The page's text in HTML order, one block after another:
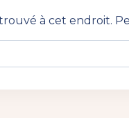
à cet endroit.